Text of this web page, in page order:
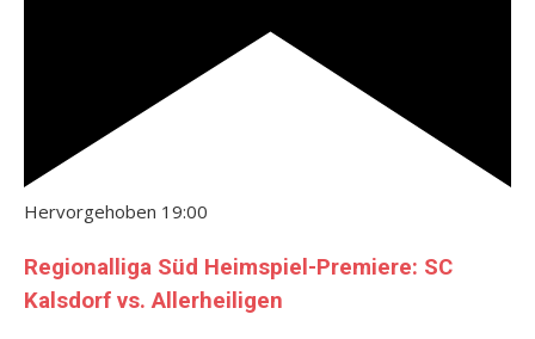
Hervorgehoben 19:00
Regionalliga Süd Heimspiel-Premiere: SC
Kalsdorf vs. Allerheiligen